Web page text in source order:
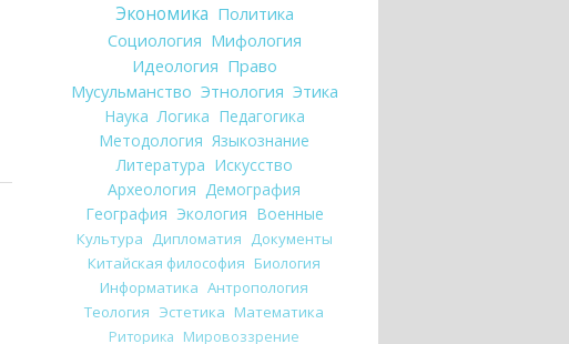
Экономика Политика
Социология Мифология
Идеология Право
Мусульманство Этнология Этика
Наука Логика Педагогика
Методология Языкознание
Литература Искусство
Археология Демография
География Экология Военные
Культура Дипломатия Документы
Китайская философия Биология
Информатика Антропология
Теология Эстетика Математика
Риторика Мировоззрение